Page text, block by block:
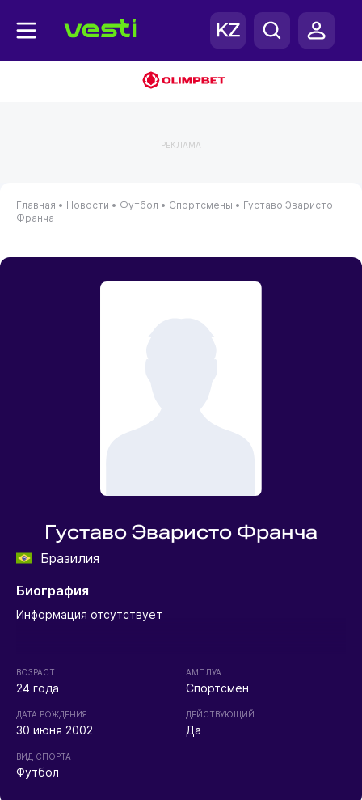
РЕКЛАМА
Главная • Новости • Футбол • Спортсмены • Густаво Эваристо
Франча
Густаво Эваристо Франча
Бразилия
Биография
Информация отсутствует
ВОЗРАСТ
24 года
ДАТА РОЖДЕНИЯ
30 июня 2002
ВИД СПОРТА
Футбол
АМПЛУА
Спортсмен
ДЕЙСТВУЮЩИЙ
Да